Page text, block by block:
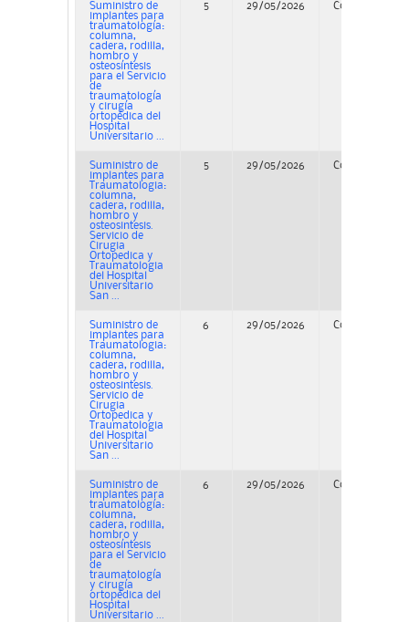
Suministro de
implantes para
traumatología:
columna,
cadera, rodilla,
hombro y
osteosíntesis
para el Servicio
de
traumatología
y cirugía
ortopédica del
Hospital
Universitario ...
5 29/05/2026 Concurso
Suministro de
implantes para
Traumatologia:
columna,
cadera, rodilla,
hombro y
osteosintesis.
Servicio de
Cirugia
Ortopedica y
Traumatologia
del Hospital
Universitario
San ...
5 29/05/2026 Concurso
Suministro de
implantes para
Traumatologia:
columna,
cadera, rodilla,
hombro y
osteosintesis.
Servicio de
Cirugia
Ortopedica y
Traumatologia
del Hospital
Universitario
San ...
6 29/05/2026 Concurso
Suministro de
implantes para
traumatología:
columna,
cadera, rodilla,
hombro y
osteosíntesis
para el Servicio
de
traumatología
y cirugía
ortopédica del
Hospital
Universitario ...
6 29/05/2026 Concurso